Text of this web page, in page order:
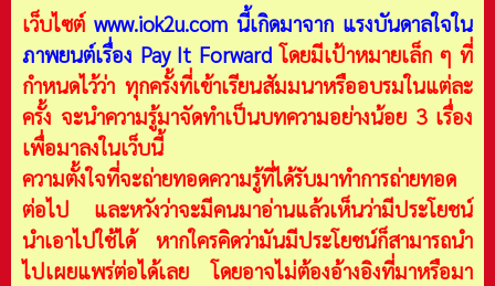
เว็บไซต์ www.iok2u.com นี้เกิดมาจาก แรงบันดาลใจใน
ภาพยนต์เรื่อง Pay It Forward โดยมีเป้าหมายเล็ก ๆ ที่
กำหนดไว้ว่า ทุกครั้งที่เข้าเรียนสัมมนาหรืออบรมในแต่ละ
ครั้ง จะนำความรู้มาจัดทำเป็นบทความอย่างน้อย 3 เรื่อง
เพื่อมาลงในเว็บนี้
ความตั้งใจที่จะถ่ายทอดความรู้ที่ได้รับมาทำการถ่ายทอด
ต่อไป และหวังว่าจะมีคนมาอ่านแล้วเห็นว่ามีประโยชน์
นำเอาไปใช้ได้ หากใครคิดว่ามันมีประโยชน์ก็สามารถนำ
ไปเผยแพร่ต่อได้เลย โดยอาจไม่ต้องอ้างอิงที่มาหรือมา